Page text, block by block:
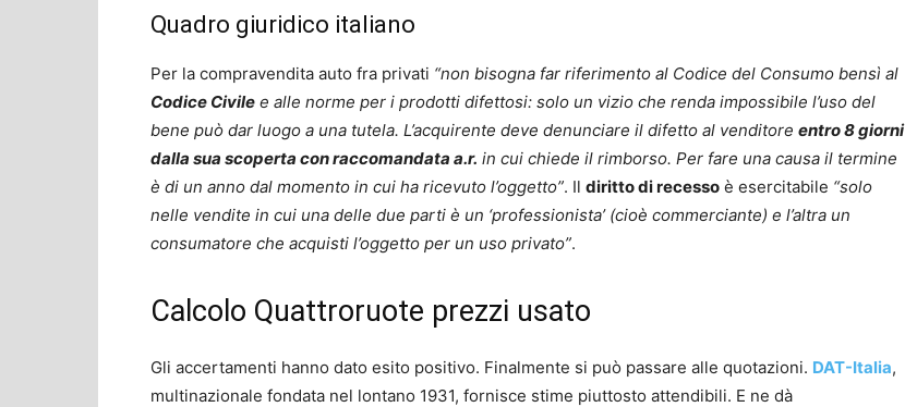
Quadro giuridico italiano
Per la compravendita auto fra privati “non bisogna far riferimento al Codice del Consumo bensì al
Codice Civile e alle norme per i prodotti difettosi: solo un vizio che renda impossibile l’uso del
bene può dar luogo a una tutela. L’acquirente deve denunciare il difetto al venditore entro 8 giorni
dalla sua scoperta con raccomandata a.r. in cui chiede il rimborso. Per fare una causa il termine
è di un anno dal momento in cui ha ricevuto l’oggetto”. Il diritto di recesso è esercitabile “solo
nelle vendite in cui una delle due parti è un ‘professionista’ (cioè commerciante) e l’altra un
consumatore che acquisti l’oggetto per un uso privato”.
Calcolo Quattroruote prezzi usato
Gli accertamenti hanno dato esito positivo. Finalmente si può passare alle quotazioni. DAT-Italia,
multinazionale fondata nel lontano 1931, fornisce stime piuttosto attendibili. E ne dà